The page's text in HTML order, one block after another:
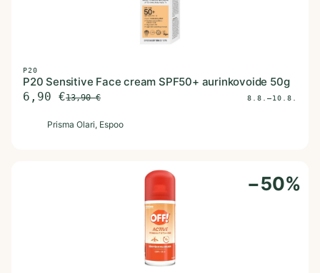
P20
P20 Sensitive Face cream SPF50+ aurinkovoide 50g
6,90 €13,90€ 8.8.–10.8.
Prisma Olari, Espoo
−50%